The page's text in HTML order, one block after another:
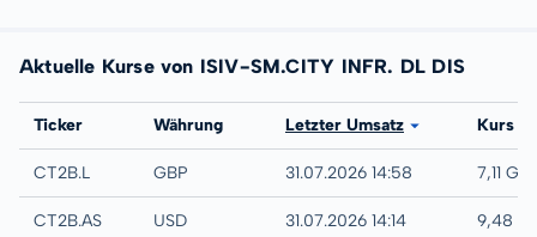
Aktuelle Kurse von ISIV-SM.CITY INFR. DL DIS
Börse
Ticker Währung Letzter Umsatz Kurs
London
CT2B.L GBP 31.07.2026 14:58 7,11
EURONEXT - EURONEXT AMSTERDAM
CT2B.AS USD 31.07.2026 14:14 9,48